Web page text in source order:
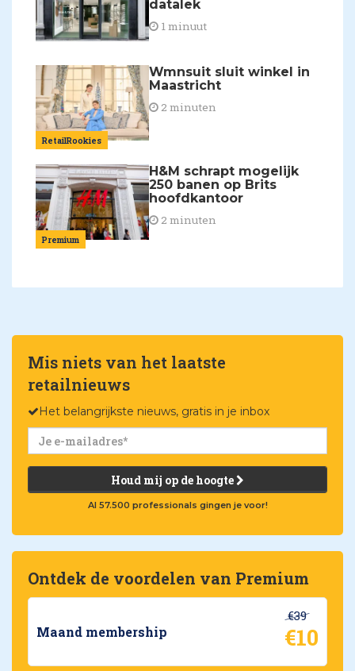
datalek
1 minuut
RetailRookies
Wmnsuit sluit winkel in
Maastricht
2 minuten
Premium
H&M schrapt mogelijk
250 banen op Brits
hoofdkantoor
2 minuten
Mis niets van het laatste
retailnieuws
Het belangrijkste nieuws, gratis in je inbox
Houd mij op de hoogte
Al 57.500 professionals gingen je voor!
Ontdek de voordelen van Premium
Maand membership
€39
€10